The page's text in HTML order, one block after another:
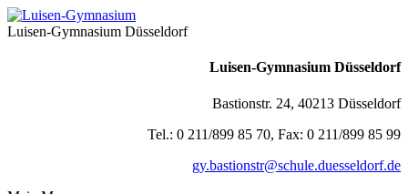
Luisen-Gymnasium Düsseldorf
Luisen-Gymnasium Düsseldorf
Bastionstr. 24, 40213 Düsseldorf
Tel.: 0 211/899 85 70, Fax: 0 211/899 85 99
gy.bastionstr@schule.duesseldorf.de